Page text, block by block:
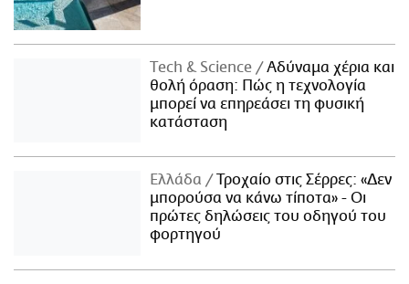
Τech & Science
Αδύναμα χέρια και
θολή όραση: Πώς η τεχνολογία
μπορεί να επηρεάσει τη φυσική
κατάσταση
Ελλάδα
Τροχαίο στις Σέρρες: «Δεν
μπορούσα να κάνω τίποτα» - Οι
πρώτες δηλώσεις του οδηγού του
φορτηγού